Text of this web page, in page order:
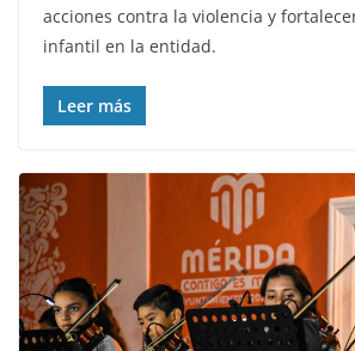
acciones contra la violencia y
infantil en la entidad.
Leer más